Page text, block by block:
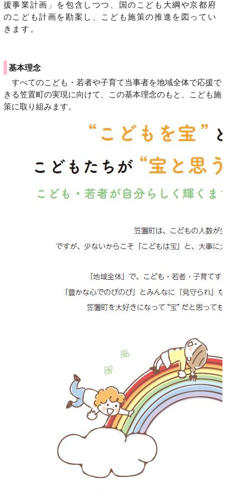
援事業計画」を包含しつつ、国のこども大綱や京都府
のこども計画を勘案し、こども施策の推進を図ってい
きます。
基本理念
すべてのこども・若者や子育て当事者を地域全体で応援で
きる笠置町の実現に向けて、この基本理念のもと、こども施
策に取り組みます。